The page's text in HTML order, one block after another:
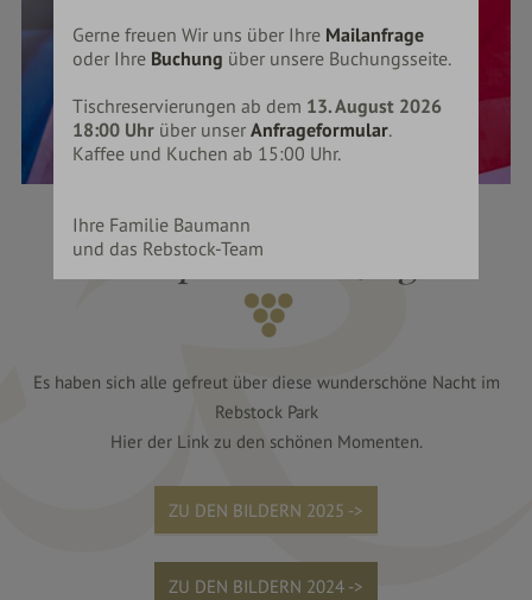
Gerne freuen Wir uns über Ihre Mailanfrage
oder Ihre Buchung über unsere Buchungsseite.
Tischreservierungen ab dem 13. August 2026
18:00 Uhrüber unser Anfrageformular.
Kaffee und Kuchen ab 15:00 Uhr.
Ihre Familie Baumann
und das Rebstock-Team
EIN SOMMERMÄRCHEN
St.Tropez White Night
Es haben sich alle gefreut über diese wunderschöne Nacht im
Rebstock Park
Hier der Link zu den schönen Momenten.
ZU DEN BILDERN 2025 ->
ZU DEN BILDERN 2024 ->